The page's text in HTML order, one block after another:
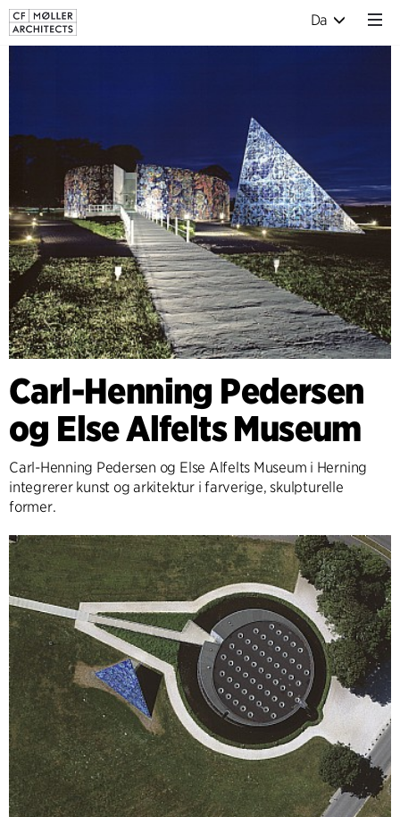
Da
Carl-Henning Pedersen
og Else Alfelts Museum
Carl-Henning Pedersen og Else Alfelts Museum i Herning
integrerer kunst og arkitektur i farverige, skulpturelle
former.